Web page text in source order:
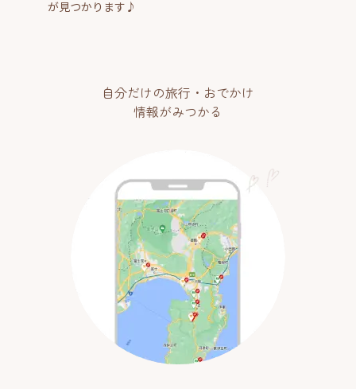
が見つかります♪
自分だけの旅行・おでかけ
情報がみつかる